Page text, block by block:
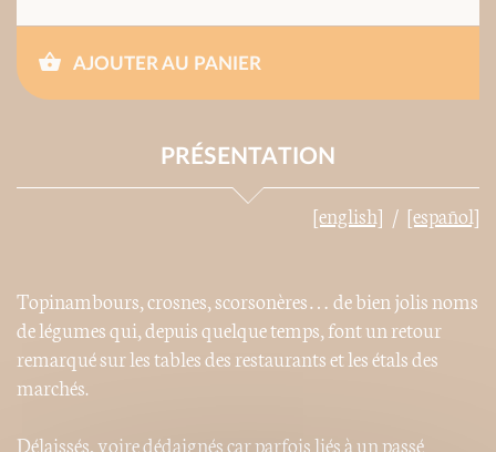
AJOUTER AU PANIER
PRÉSENTATION
[english] [español]
Topinambours, crosnes, scorsonères… de bien jolis noms
de légumes qui, depuis quelque temps, font un retour
remarqué sur les tables des restaurants et les étals des
marchés.
Délaissés, voire dédaignés car parfois liés à un passé